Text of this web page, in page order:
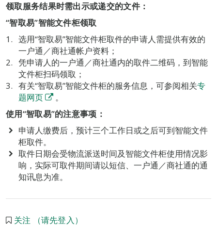
领取服务结果时需出示或递交的文件：
“智取易”智能文件柜领取
选用“智取易”智能文件柜取件的申请人需提供有效的
一户通／商社通帐户资料；
凭申请人的一户通／商社通内的取件二维码，到智能
文件柜扫码领取；
有关“智取易”智能文件柜的服务信息，可参阅相关专
题网页
。
使用“智取易”的注意事项：
申请人缴费后，预计三个工作日或之后可到智能文件
柜取件。
取件日期会受物流派送时间及智能文件柜使用情况影
响，实际可取件期间请以短信、一户通／商社通的通
知讯息为准。
关注 （请先登入）